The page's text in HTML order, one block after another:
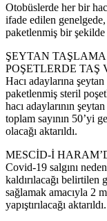
Otobüslerde her bir
ifade edilen
paketlenmiş bir
ŞEYTAN
POŞETLERDE TAŞ
Hacı adaylarına
paketlenmiş steril
hacı adaylarının
toplam sayının 50’yi
olacağı aktarıldı.
MESCİD-İ
Covid-19 salgını
kaldırılacağı belirtilen
sağlamak amacıyla 2
yapıştırılacağı aktarıldı.